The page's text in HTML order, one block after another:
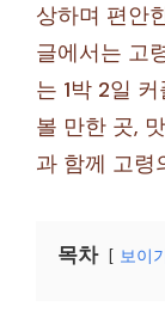
상하며 편안
글에서는 고
는 1박 2일
볼 만한 곳,
과 함께 고령
목차 보이